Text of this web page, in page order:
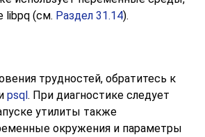
libpq (см. Раздел 31.14).
трудностей, обратитесь к
psql. При диагностике следует
утилиты также
окружения и параметры